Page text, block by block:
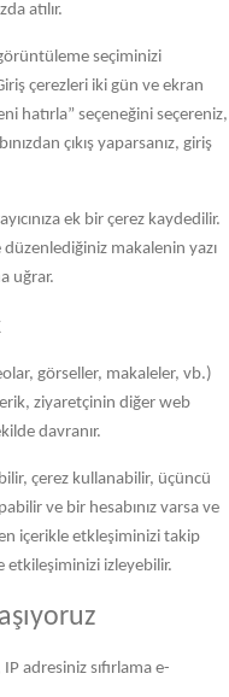
atılır.
seçiminizi
çerezleri iki gün ve ekran
hatırla” seçeneğini seçereniz,
çıkış yaparsanız, giriş
ek bir çerez kaydedilir.
makalenin yazı
uğrar.
görseller, makaleler, vb.)
ziyaretçinin diğer web
davranır.
çerez kullanabilir, üçüncü
ve bir hesabınız varsa ve
içerikle etkleşiminizi takip
izleyebilir.
adresiniz sıfırlama e-